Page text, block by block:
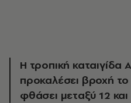
Η τροπική καταιγίδα
προκαλέσει βροχή
φθάσει μεταξύ 12